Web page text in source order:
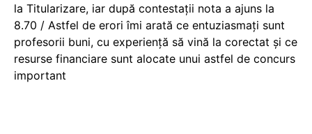
la Titularizare, iar după contestații nota a ajuns la
8.70 / Astfel de erori îmi arată ce entuziasmați sunt
profesorii buni, cu experiență să vină la corectat și ce
resurse financiare sunt alocate unui astfel de concurs
important